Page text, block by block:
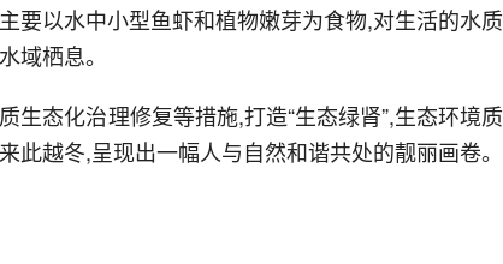
要以水中小型鱼虾和植物嫩芽为食物,对生活的水质
域栖息。
生态化治理修复等措施,打造“生态绿肾”,生态环境质
此越冬,呈现出一幅人与自然和谐共处的靓丽画卷。